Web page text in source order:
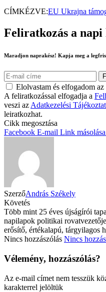
CÍMKÉZVE:EU Ukrajna
Feliratkozás a
Maradjon naprakész! Kapja meg a
Elolvastam és elfogadom
A feliratkozással elfogadja a
veszi az Adatkezelési
leiratkozhat.
Cikk megosztása
Facebook E-mail Link másolása
SzerzőAndrás Székely
Követés
Több mint 25 éves újságírói
napilapok politikai
erősítő, értékalapú, tárgyilagos
Nincs hozzászólás Nincs
Vélemény, hozzászólás?
Az e-mail címet nem tesszük
karakterrel jelöltük